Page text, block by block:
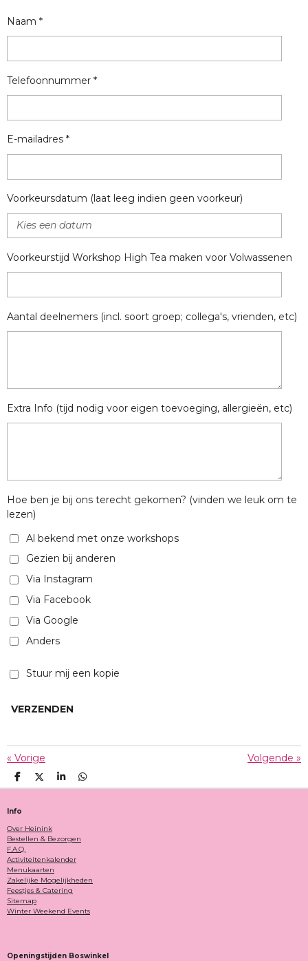
Naam *
Telefoonnummer *
E-mailadres *
Voorkeursdatum (laat leeg indien geen voorkeur)
Voorkeurstijd Workshop High Tea maken voor Volwassenen
Aantal deelnemers (incl. soort groep; collega's, vrienden, etc)
Extra Info (tijd nodig voor eigen toevoeging, allergieën, etc)
Hoe ben je bij ons terecht gekomen? (vinden we leuk om te
lezen)
Al bekend met onze workshops
Gezien bij anderen
Via Instagram
Via Facebook
Via Google
Anders
Stuur mij een kopie
VERZENDEN
« Vorige Volgende »
D
E
E
D
E
S
H
D
E
Info
Over Heinink
Bestellen & Bezorgen
F.A.Q.
Activiteitenkalender
Menukaarten
Zakelijke Mogelijkheden
Feestjes & Catering
Sitemap
Winter Weekend Events
Openingstijden Boswinkel